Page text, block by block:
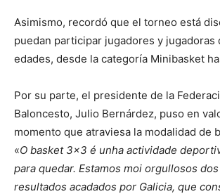
Asimismo, recordó que el torneo está
puedan participar jugadores y jugadoras
edades, desde la categoría Minibasket
Por su parte, el presidente de la
Baloncesto, Julio Bernárdez, puso en
momento que atraviesa la modalidad de
«O basket 3×3 é unha actividade
para quedar. Estamos moi orgullosos
resultados acadados por Galicia, que